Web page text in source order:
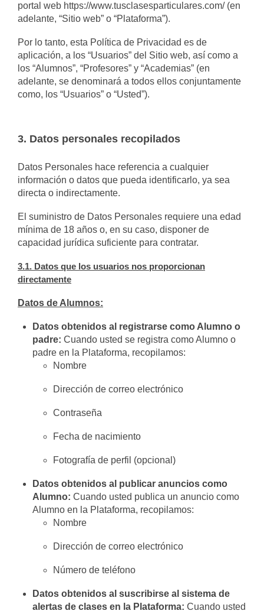
portal web https://www.tusclasesparticulares.com/ (en
adelante, “Sitio web” o “Plataforma”).
Por lo tanto, esta Política de Privacidad es de
aplicación, a los “Usuarios” del Sitio web, así como a
los “Alumnos”, “Profesores” y “Academias” (en
adelante, se denominará a todos ellos conjuntamente
como, los “Usuarios” o “Usted”).
3. Datos personales recopilados
Datos Personales hace referencia a cualquier
información o datos que pueda identificarlo, ya sea
directa o indirectamente.
El suministro de Datos Personales requiere una edad
mínima de 18 años o, en su caso, disponer de
capacidad jurídica suficiente para contratar.
3.1. Datos que los usuarios nos proporcionan
directamente
Datos de Alumnos:
Datos obtenidos al registrarse como Alumno o
padre: Cuando usted se registra como Alumno o
padre en la Plataforma, recopilamos:
Nombre
Dirección de correo electrónico
Contraseña
Fecha de nacimiento
Fotografía de perfil (opcional)
Datos obtenidos al publicar anuncios como
Alumno: Cuando usted publica un anuncio como
Alumno en la Plataforma, recopilamos:
Nombre
Dirección de correo electrónico
Número de teléfono
Datos obtenidos al suscribirse al sistema de
alertas de clases en la Plataforma: Cuando usted